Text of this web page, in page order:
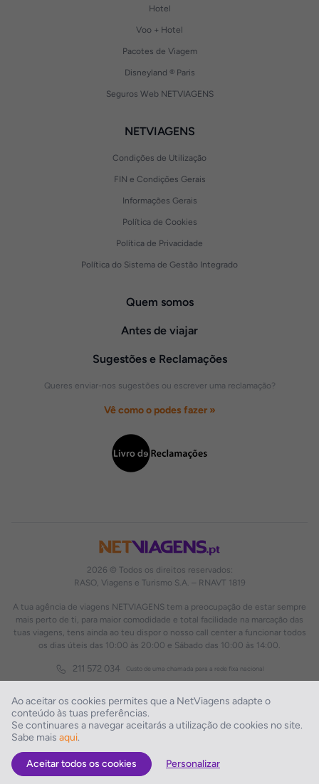
Ao aceitar os cookies permites que a NetViagens adapte o
conteúdo às tuas preferências.
Se continuares a navegar aceitarás a utilização de cookies no site.
Sabe mais aqui.
Aceitar todos os cookies Personalizar
2026 © Todos os direitos reservados:
RASO, Viagens e Turismo S.A. – RNAVT 1819
A tua agência de viagens NETVIAGENS tem a preocupação de estar sempre
mais perto de ti, para maior comodidade e total facilidade na marcação das
tuas viagens, tens ainda ao teu dispor o nosso call center a funcionar todos
os dias úteis das 10:00 às 20:00 e Sábado das 10:00 às 14:00.
211 572 034 Custo de uma chamada para a rede fixa nacional
Hotel
Voo + Hotel
Pacotes de Viagem
Disneyland ® Paris
Seguros Web NETVIAGENS
NETVIAGENS
Condições de Utilização
FIN e Condições Gerais
Informações Gerais
Política de Cookies
Política de Privacidade
Política do Sistema de Gestão Integrado
Quem somos
Antes de viajar
Sugestões e Reclamações
Queres enviar-nos sugestões ou escrever uma reclamação?
Vê como o podes fazer »